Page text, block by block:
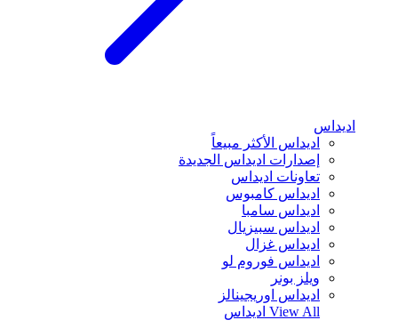
اديداس
اديداس الأكثر مبيعاً
إصدارات اديداس الجديدة
تعاونات اديداس
اديداس كامبوس
اديداس سامبا
اديداس سبيزيال
اديداس غزال
اديداس فوروم لو
ويلز بونر
اديداس اوريجينالز
View All اديداس